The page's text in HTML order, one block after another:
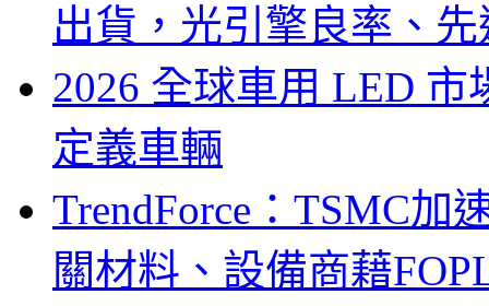
出貨，光引擎良率、
2026 全球車用 LED
定義車輛
TrendForce：TSMC加
關材料、設備商藉